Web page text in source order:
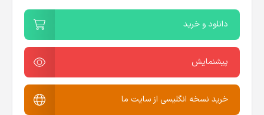
دانلود و خرید
پیشنمایش
خرید نسخه انگلیسی از سایت ما